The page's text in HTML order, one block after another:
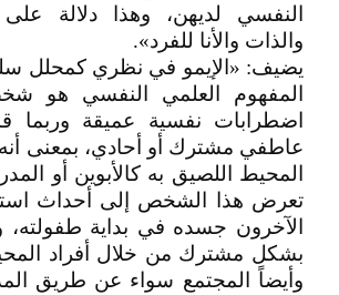
النفسي لديهن، وهذا دلالة
والذات والأنا للفرد».
يضيف: «الإيمو في نظري كمحلل
المفهوم العلمي النفسي هو
اضطرابات نفسية عميقة وربما
عاطفي مشترك أو أحادي، بمعنى
المحيط اللصيق به كالأبوين أو
تعرض هذا الشخص إلى أحداث
الآخرون جسده في بداية طفولته،
بشكل مشترك من خلال أفراد
وأيضاً المجتمع سواء عن طريق